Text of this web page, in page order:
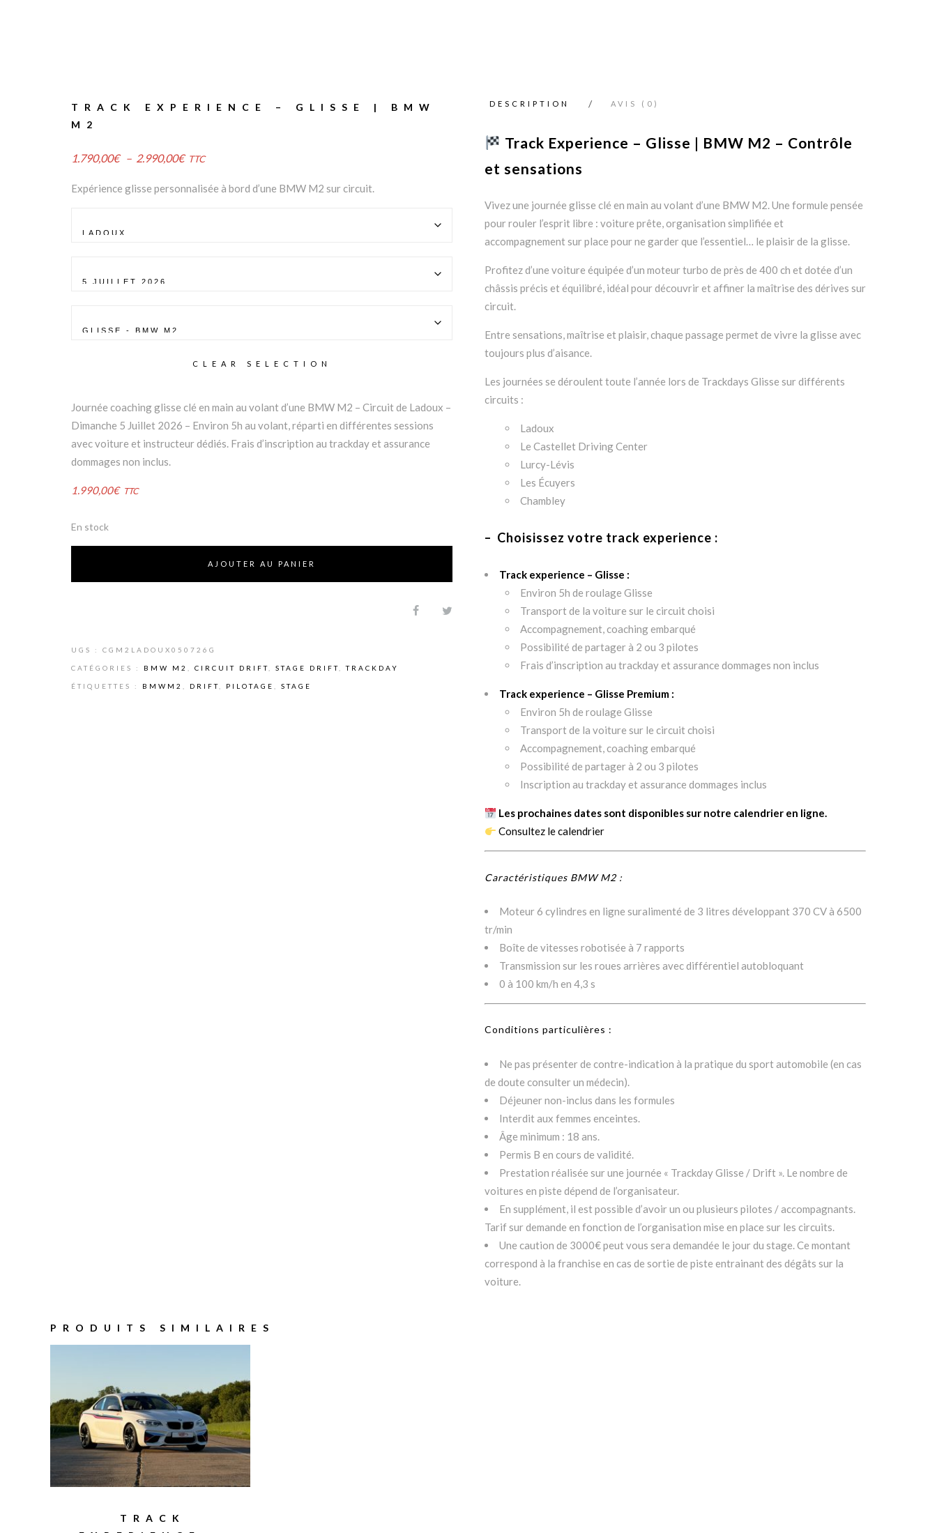
TRACK EXPERIENCE – GLISSE | BMW
M2
1.790,00€ – 2.990,00€Plage
prix :
TTC
Expérience glisse personnalisée à bord d’une BMW M2 sur circuit.
CLEAR SELECTION
Journée coaching glisse clé en main au volant d’une BMW M2 – Circuit de Ladoux –
Dimanche 5 Juillet 2026 – Environ 5h au volant, réparti en différentes sessions
avec voiture et instructeur dédiés. Frais d’inscription au trackday et assurance
dommages non inclus.
1.990,00€ TTC
En stock
AJOUTER AU PANIER
UGS : CGM2LADOUX050726G
CATÉGORIES : BMW M2 CIRCUIT DRIFT STAGE DRIFT ,TRACKDAY
ÉTIQUETTES : BMWM2 DRIFT PILOTAGE STAGE
DESCRIPTION AVIS (0)
Track Experience – Glisse | BMW M2 – Contrôle
et sensations
Vivez une journée glisse clé en main au volant d’une BMW M2. Une formule pensée
pour rouler l’esprit libre : voiture prête, organisation simplifiée et
accompagnement sur place pour ne garder que l’essentiel… le plaisir de la glisse.
Profitez d’une voiture équipée d’un moteur turbo de près de 400 ch et dotée d’un
châssis précis et équilibré, idéal pour découvrir et affiner la maîtrise des dérives sur
circuit.
Entre sensations, maîtrise et plaisir, chaque passage permet de vivre la glisse avec
toujours plus d’aisance.
Les journées se déroulent toute l’année lors de Trackdays Glisse sur différents
circuits :
Ladoux
Le Castellet Driving Center
Lurcy-Lévis
Les Écuyers
Chambley
– Choisissez votre track experience :
Track experience – Glisse :
Environ 5h de roulage Glisse
Transport de la voiture sur le circuit choisi
Accompagnement, coaching embarqué
Possibilité de partager à 2 ou 3 pilotes
Frais d’inscription au trackday et assurance dommages non inclus
Track experience – Glisse Premium :
Environ 5h de roulage Glisse
Transport de la voiture sur le circuit choisi
Accompagnement, coaching embarqué
Possibilité de partager à 2 ou 3 pilotes
Inscription au trackday et assurance dommages inclus
Les prochaines dates sont disponibles sur notre calendrier en ligne.
Consultez le calendrier
Caractéristiques BMW M2 :
Moteur 6 cylindres en ligne suralimenté de 3 litres développant 370 CV à 6500
tr/min
Boîte de vitesses robotisée à 7 rapports
Transmission sur les roues arrières avec différentiel autobloquant
0 à 100 km/h en 4,3 s
Conditions particulières :
Ne pas présenter de contre-indication à la pratique du sport automobile (en cas
de doute consulter un médecin).
Déjeuner non-inclus dans les formules
Interdit aux femmes enceintes.
Âge minimum : 18 ans.
Permis B en cours de validité.
Prestation réalisée sur une journée « Trackday Glisse / Drift ». Le nombre de
voitures en piste dépend de l’organisateur.
En supplément, il est possible d’avoir un ou plusieurs pilotes / accompagnants.
Tarif sur demande en fonction de l’organisation mise en place sur les circuits.
Une caution de 3000€ peut vous sera demandée le jour du stage. Ce montant
correspond à la franchise en cas de sortie de piste entrainant des dégâts sur la
voiture.
PRODUITS SIMILAIRES
TRACK